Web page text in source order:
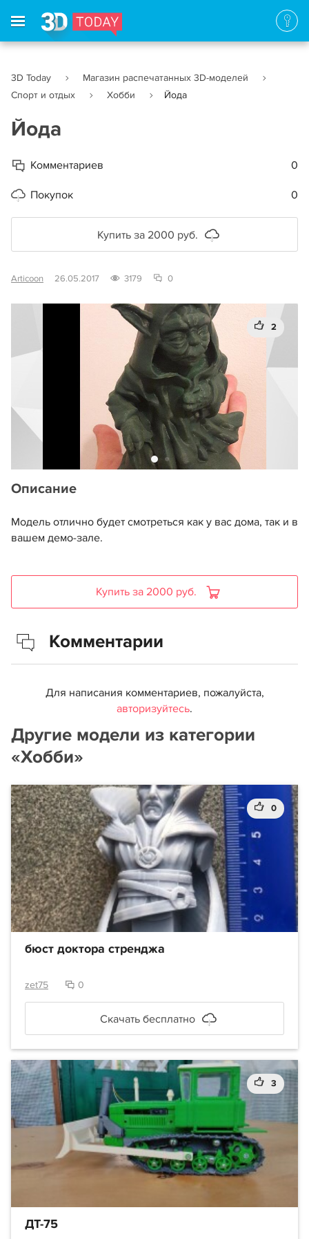
3D Today
Магазин распечатанных 3D-моделей
Спорт и отдых
Хобби Йода
Йода
Комментариев 0
Покупок 0
Купить за 2000 руб.
Articoon 26.05.2017 3179 0
2
Описание
Модель отлично будет смотреться как у вас дома, так и в
вашем демо-зале.
Купить за 2000 руб.
Комментарии
Для написания комментариев, пожалуйста,
авторизуйтесь.
Другие модели из категории
«Хобби»
0
бюст доктора стренджа
zet75 0
Скачать бесплатно
3
ДТ-75